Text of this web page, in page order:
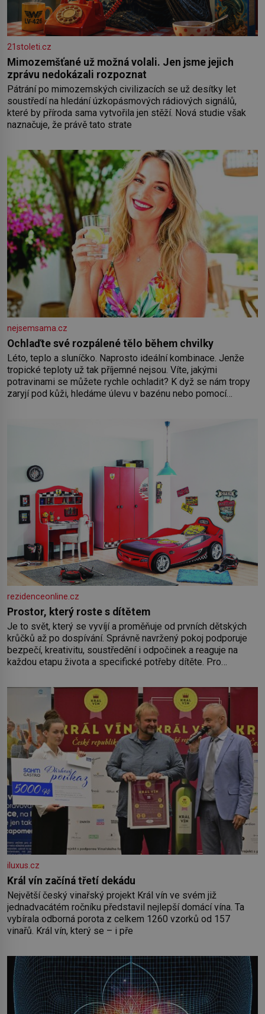
21stoleti.cz
Mimozemšťané už možná volali. Jen jsme jejich
zprávu nedokázali rozpoznat
Pátrání po mimozemských civilizacích se už desítky let
soustředí na hledání úzkopásmových rádiových signálů,
které by příroda sama vytvořila jen stěží. Nová studie však
naznačuje, že právě tato strate
nejsemsama.cz
Ochlaďte své rozpálené tělo během chvilky
Léto, teplo a sluníčko. Naprosto ideální kombinace. Jenže
tropické teploty už tak příjemné nejsou. Víte, jakými
potravinami se můžete rychle ochladit? K dyž se nám tropy
zaryjí pod kůži, hledáme úlevu v bazénu nebo pomocí
rezidenceonline.cz
Prostor, který roste s dítětem
Je to svět, který se vyvíjí a proměňuje od prvních dětských
krůčků až po dospívání. Správně navržený pokoj podporuje
bezpečí, kreativitu, soustředění i odpočinek a reaguje na
každou etapu života a specifické potřeby dítěte. Pro
by pokoj miminka měl působit především klidně a útulně.
Předškolní věk je
iluxus.cz
Král vín začíná třetí dekádu
Největší český vinařský projekt Král vín ve svém již
jednadvacátém ročníku představil nejlepší domácí vína. Ta
vybírala odborná porota z celkem 1260 vzorků od 157
vinařů. Král vín, který se – i pře